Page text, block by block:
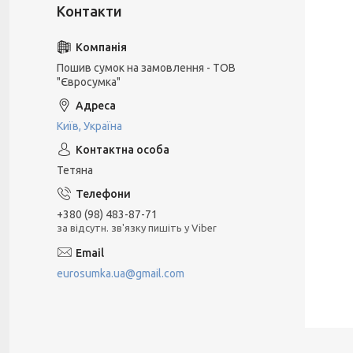
Пошив сумок на замовлення - ТОВ
"Євросумка"
Київ, Україна
Тетяна
+380 (98) 483-87-71
за відсутн. зв'язку пишіть у Viber
eurosumka.ua@gmail.com